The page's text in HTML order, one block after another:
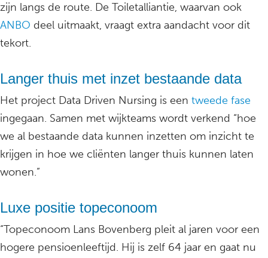
zijn langs de route. De Toiletalliantie, waarvan ook
ANBO deel uitmaakt, vraagt extra aandacht voor dit
tekort.
Langer thuis met inzet bestaande data
Het project Data Driven Nursing is een tweede fase
ingegaan. Samen met wijkteams wordt verkend “hoe
we al bestaande data kunnen inzetten om inzicht te
krijgen in hoe we cliënten langer thuis kunnen laten
wonen.”
Luxe positie topeconoom
“Topeconoom Lans Bovenberg pleit al jaren voor een
hogere pensioenleeftijd. Hij is zelf 64 jaar en gaat nu